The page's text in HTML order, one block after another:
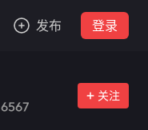
发布 登录
6567
关注